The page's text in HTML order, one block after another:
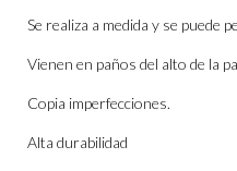
Se realiza a medida y se puede
Vienen en paños del alto de la
Copia imperfecciones.
Alta durabilidad